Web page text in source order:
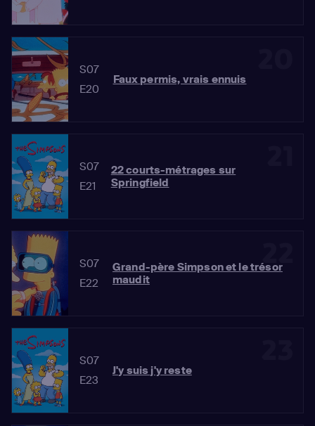
S07
E20
Faux permis, vrais ennuis
S07
E21
22 courts-métrages sur
Springfield
22
S07
E22
Grand-père Simpson et le trésor
maudit
S07
E23
J'y suis j'y reste